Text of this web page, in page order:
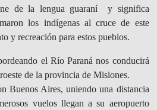
de la lengua guaraní y significa
los indígenas al cruce de este
y recreación para estos pueblos.
el Río Paraná nos conducirá
de la provincia de Misiones.
Buenos Aires, uniendo una distancia
vuelos llegan a su aeropuerto